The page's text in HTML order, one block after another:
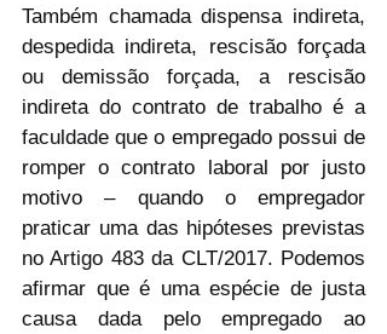
Também chamada dispensa indireta,
despedida indireta, rescisão forçada
ou demissão forçada, a rescisão
indireta do contrato de trabalho é a
faculdade que o empregado possui de
romper o contrato laboral por justo
motivo – quando o empregador
praticar uma das hipóteses previstas
no Artigo 483 da CLT/2017. Podemos
afirmar que é uma espécie de justa
causa dada pelo empregado ao